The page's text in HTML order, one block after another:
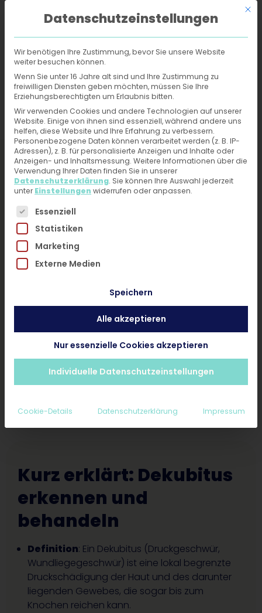
Online-Hautarzt›Behandlungen
Dekubitus -
Behandlung und
Diagnose vom Online-
Hautarzt erhalten
Jetzt ärztliche Hilfe bei Hautproblemen erhalten –
Fotos hochladen, kurzen Fragebogen ausfüllen.
Du erhältst direkt innerhalb von 24h eine
Diagnose und Therapieplan von unseren
HautärztInnen. Kein Videogespräch, kein Warten
Hautarzt-Diagnose < 24 Stunden
Ab 25€ inkl. Rezept und Nachsorge
Erstattungsfähig für Privatpatienten
Kurz erklärt: Dekubitus
erkennen und
behandeln
Definition: Ein Dekubitus (Druckgeschwür,
Wundliegegeschwür) ist eine lokal begrenzte
Druckschädigung der Haut und des darunter
liegenden Gewebes, die sogar bis zum
Knochen reichen kann.
Mit
Datenschutzeinstellungen
Wir benötigen Ihre Zustimmung, bevor Sie unsere Website
weiter besuchen können.
Wenn Sie unter 16 Jahre alt sind und Ihre Zustimmung zu
freiwilligen Diensten geben möchten, müssen Sie Ihre
Erziehungsberechtigten um Erlaubnis bitten.
Wir verwenden Cookies und andere Technologien auf unserer
Website. Einige von ihnen sind essenziell, während andere uns
helfen, diese Website und Ihre Erfahrung zu verbessern.
Personenbezogene Daten können verarbeitet werden (z. B. IP-
Adressen), z. B. für personalisierte Anzeigen und Inhalte oder
Anzeigen- und Inhaltsmessung. Weitere Informationen über die
Verwendung Ihrer Daten finden Sie in unserer
Datenschutzerklärung. Sie können Ihre Auswahl jederzeit
unterEinstellungen widerrufen oder anpassen.
Es folgt eine Liste der Service-Gruppen, für die eine
Essenziell
Statistiken
Marketing
Externe Medien
Speichern
Alle akzeptieren
Nur essenzielle Cookies akzeptieren
Individuelle Datenschutzeinstellungen
Cookie-Details Datenschutzerklärung Impressum